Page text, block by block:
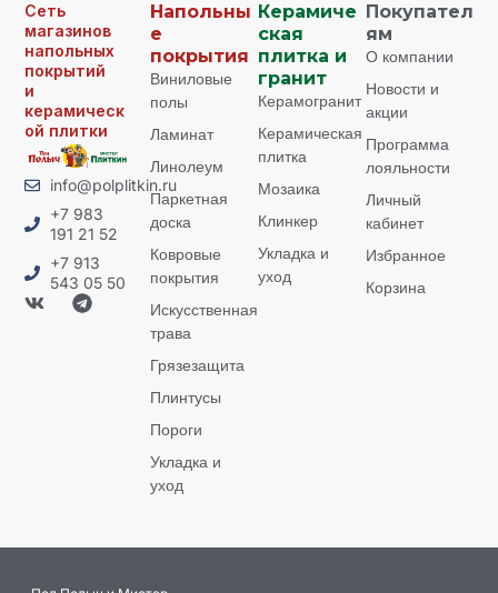
Сеть
магазинов
напольных
покрытий
и
керамическ
ой плитки
info@polplitkin.ru
+7 983
191 21 52
+7 913
543 05 50
Напольны
е
покрытия
Виниловые
полы
Ламинат
Линолеум
Паркетная
доска
Ковровые
покрытия
Искусственная
трава
Грязезащита
Плинтусы
Пороги
Укладка и
уход
Керамиче
ская
плитка и
гранит
Керамогранит
Керамическая
плитка
Мозаика
Клинкер
Укладка и
уход
Покупател
ям
О компании
Новости и
акции
Программа
лояльности
Личный
кабинет
Избранное
Корзина